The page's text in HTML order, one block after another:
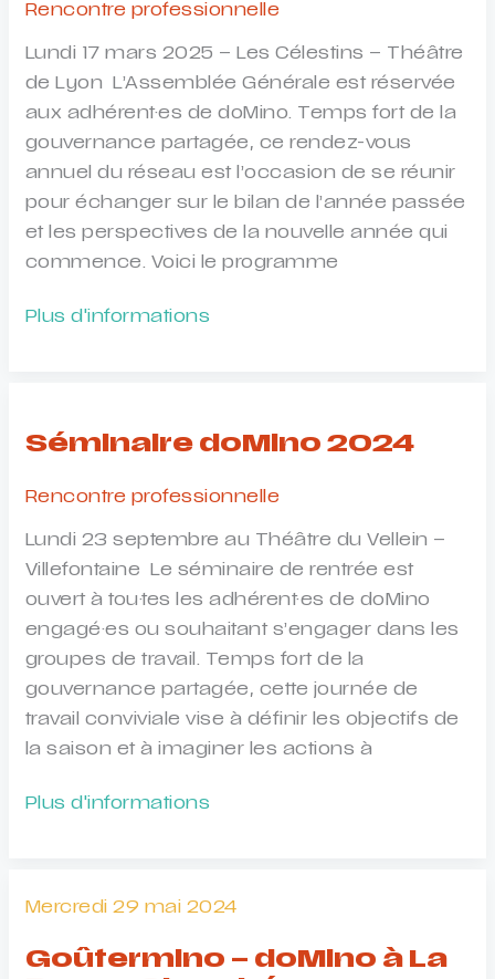
de-
Rencontre professionnelle
Lundi 17 mars 2025 – Les Célestins – Théâtre
de Lyon L’Assemblée Générale est réservée
aux adhérent·es de doMino. Temps fort de la
gouvernance partagée, ce rendez-vous
annuel du réseau est l’occasion de se réunir
pour échanger sur le bilan de l’année passée
et les perspectives de la nouvelle année qui
commence. Voici le programme
Assemblée
Plus d'informations
Séminaire doMino 2024
Rencontre professionnelle
Lundi 23 septembre au Théâtre du Vellein –
Villefontaine Le séminaire de rentrée est
ouvert à tou·tes les adhérent·es de doMino
engagé·es ou souhaitant s’engager dans les
groupes de travail. Temps fort de la
gouvernance partagée, cette journée de
travail conviviale vise à définir les objectifs de
la saison et à imaginer les actions à
Séminaire
Plus d'informations
Mercredi 29 mai 2024
Goûtermino – doMino à La